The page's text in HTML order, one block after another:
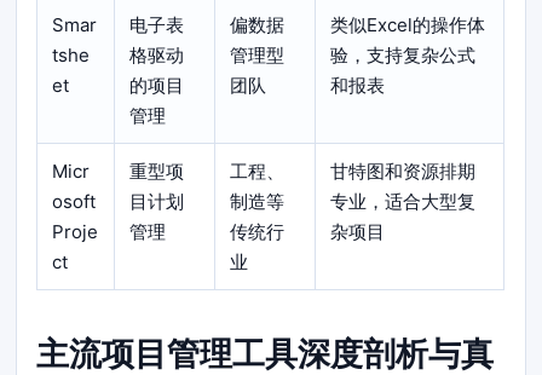
Smar
tshe
et
电子表
格驱动
的项目
管理
偏数据
管理型
团队
类似Excel的操作体
验，支持复杂公式
和报表
Micr
osoft
Proje
ct
重型项
目计划
管理
工程、
制造等
传统行
业
甘特图和资源排期
专业，适合大型复
杂项目
主流项目管理工具深度剖析与真